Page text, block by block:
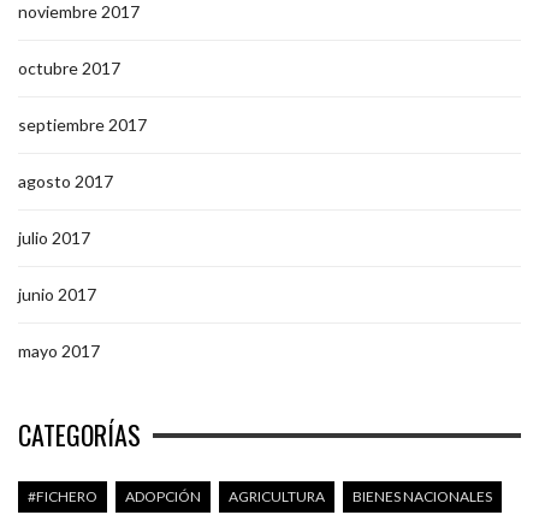
noviembre 2017
octubre 2017
septiembre 2017
agosto 2017
julio 2017
junio 2017
mayo 2017
CATEGORÍAS
#FICHERO ADOPCIÓN AGRICULTURA BIENES NACIONALES